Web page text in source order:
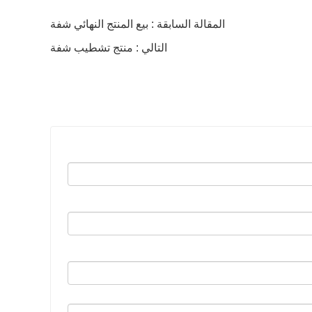
المقالة السابقة : بيع المنتج النهائي شفة
التالي : منتج تشطيب شفة